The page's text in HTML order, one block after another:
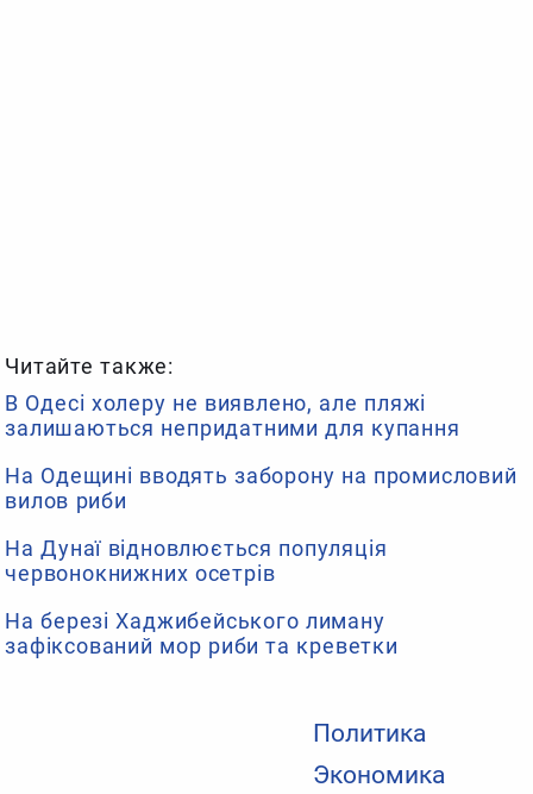
Политика
Экономика
Читайте также:
В Одесі холеру не виявлено, але пляжі
залишаються непридатними для купання
На Одещині вводять заборону на промисловий
вилов риби
На Дунаї відновлюється популяція
червонокнижних осетрів
На березі Хаджибейського лиману
зафіксований мор риби та креветки